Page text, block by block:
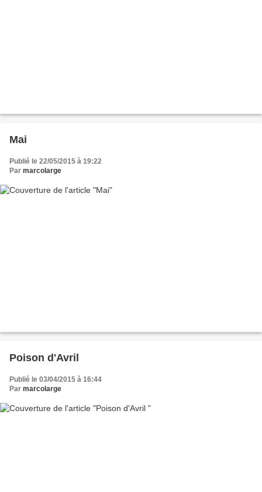
Mai
Publié le 22/05/2015 à 19:22
Par marcolarge
Poison d'Avril
Publié le 03/04/2015 à 16:44
Par marcolarge